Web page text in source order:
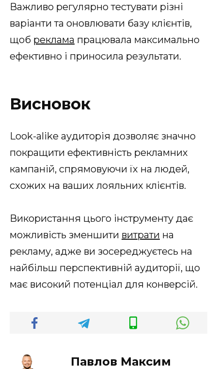
Важливо регулярно тестувати різні
варіанти та оновлювати базу клієнтів,
щоб реклама працювала максимально
ефективно і приносила результати.
Висновок
Look-alike аудиторія дозволяє значно
покращити ефективність рекламних
кампаній, спрямовуючи їх на людей,
схожих на ваших лояльних клієнтів.
Використання цього інструменту дає
можливість зменшити витрати на
рекламу, адже ви зосереджуєтесь на
найбільш перспективній аудиторії, що
має високий потенціал для конверсій.
Павлов Максим